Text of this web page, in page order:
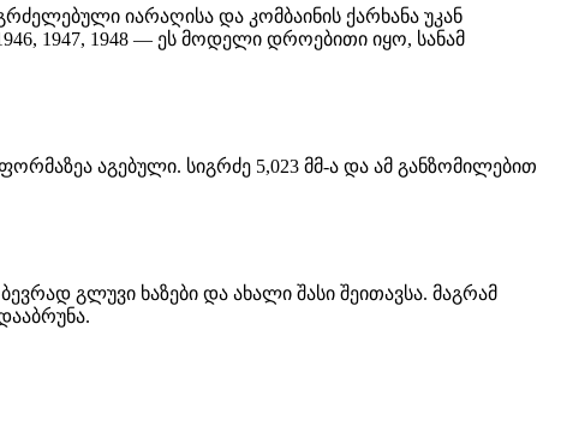
იარაღისა და კომბაინის ქარხანა უკან
1947, 1948 — ეს მოდელი დროებითი იყო, სანამ
აგებული. სიგრძე 5,023 მმ-ა და ამ განზომილებით
გლუვი ხაზები და ახალი შასი შეითავსა. მაგრამ